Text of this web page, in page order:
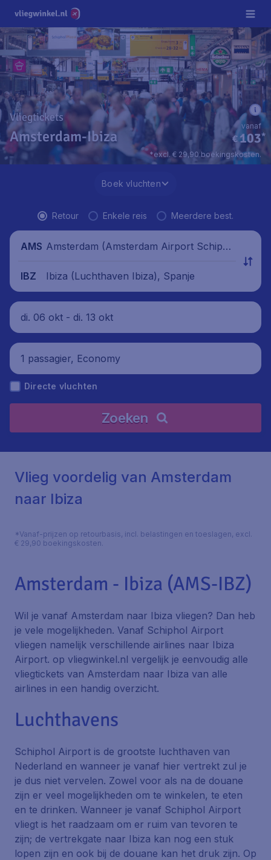
Vliegtickets
Amsterdam-Ibiza €103*
vanaf
*excl. € 29,90 boekingskosten.
Boek vluchten
Retour Enkele reis Meerdere best.
AMS Amsterdam (Amsterdam Airport Schipho
IBZ
Ibiza (Luchthaven Ibiza), Spanje
di. 06 okt - di. 13 okt
1 passagier, Economy
Directe vluchten
Zoeken
Vlieg voordelig van Amsterdam
naar Ibiza
*Vanaf-prijzen op retourbasis, incl. belastingen en toeslagen, excl.
€ 29,90 boekingskosten.
Amsterdam - Ibiza (AMS-IBZ)
Wil je vanaf Amsterdam naar Ibiza vliegen? Dan heb
je vele mogelijkheden. Vanaf Schiphol Airport
vliegen namelijk verschillende airlines naar Ibiza
Airport. op vliegwinkel.nl vergelijk je eenvoudig alle
vliegtickets van Amsterdam naar Ibiza van alle
airlines in een handig overzicht.
Luchthavens
Schiphol Airport is de grootste luchthaven van
Nederland en wanneer je vanaf hier vertrekt zul je
je dus niet vervelen. Zowel voor als na de douane
zijn er veel mogelijkheden om te winkelen, te eten
en te drinken. Wanneer je vanaf Schiphol Airport
vliegt is het raadzaam om er ruim van tevoren te
zijn; de vertrekgate naar Ibiza kan nog een stuk
lopen zijn en ook bij de douane kan het druk zijn. Op